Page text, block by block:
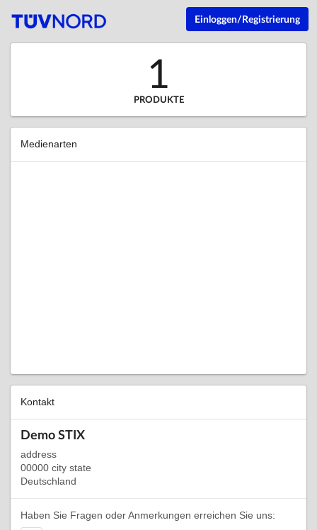
Einloggen/Registrierung
1
PRODUKTE
Medienarten
Kontakt
Demo STIX
address
00000 city state
Deutschland
Haben Sie Fragen oder Anmerkungen erreichen Sie uns: